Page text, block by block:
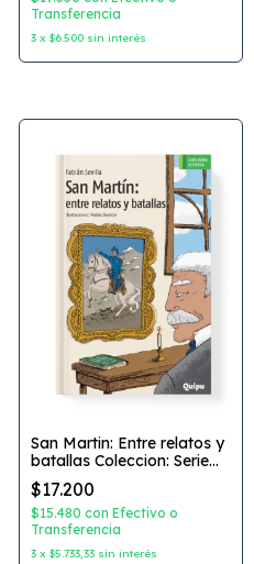
Transferencia
3 x $6.500 sin interés
San Martin: Entre relatos y
batallas Coleccion: Serie
Verde Historica Autor:
Fabian Sevilla Dibujante:
Matias Daviron Editorial:
Quipu
$17.200
$15.480 con Efectivo o
Transferencia
3 x $5.733,33 sin interés